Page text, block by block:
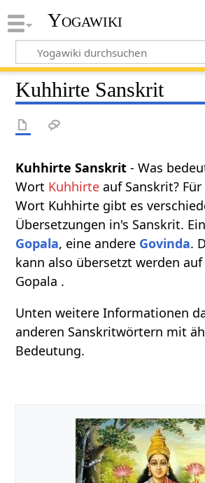
Yogawiki
Kuhhirte Sanskrit
Kuhhirte Sanskrit - Was
Wort Kuhhirte auf Sanskrit?
Wort Kuhhirte gibt es
Übersetzungen in's Sanskrit.
Gopala, eine andere Govinda.
kann also übersetzt werden
Gopala .
Unten weitere Informationen
anderen Sanskritwörtern mit
Bedeutung.